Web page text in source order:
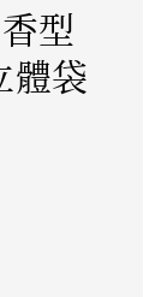
型
體袋